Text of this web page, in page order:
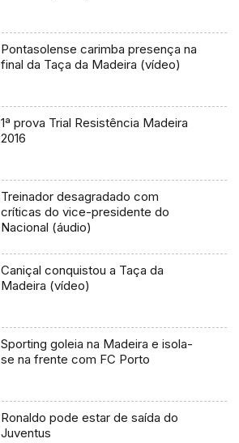
Pontasolense carimba presença na
final da Taça da Madeira (vídeo)
1ª prova Trial Resistência Madeira
2016
Treinador desagradado com
críticas do vice-presidente do
Nacional (áudio)
Caniçal conquistou a Taça da
Madeira (vídeo)
Sporting goleia na Madeira e isola-
se na frente com FC Porto
Ronaldo pode estar de saída do
Juventus